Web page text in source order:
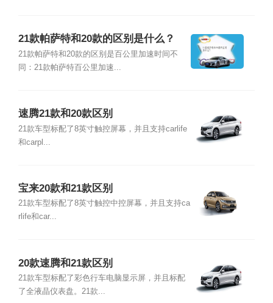
21款帕萨特和20款的区别是什么？
21款帕萨特和20款的区别是百公里加速时间不
同：21款帕萨特百公里加速...
速腾21款和20款区别
21款车型标配了8英寸触控屏幕，并且支持carlife
和carpl...
宝来20款和21款区别
21款车型标配了8英寸触控中控屏幕，并且支持ca
rlife和car...
20款速腾和21款区别
21款车型标配了彩色行车电脑显示屏，并且标配
了全液晶仪表盘。21款...